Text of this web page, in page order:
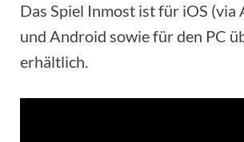
Das Spiel Inmost ist für iOS (via
und Android sowie für den PC
erhältlich.